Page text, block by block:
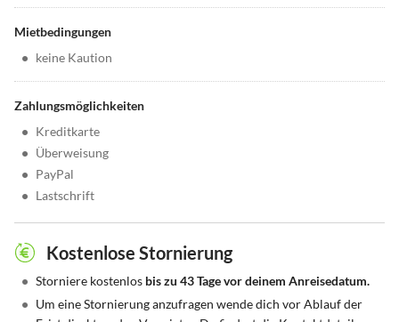
Mietbedingungen
• keine Kaution
Zahlungsmöglichkeiten
• Kreditkarte
• Überweisung
• PayPal
• Lastschrift
Kostenlose Stornierung
• Storniere kostenlos bis zu 43 Tage vor deinem Anreisedatum.
• Um eine Stornierung anzufragen wende dich vor Ablauf der